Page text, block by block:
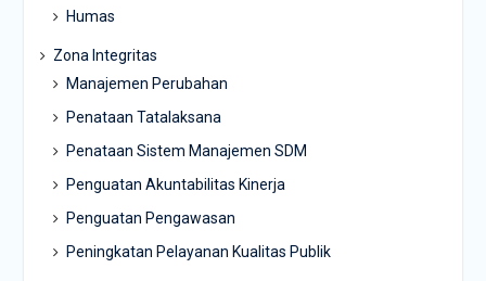
Humas
Zona Integritas
Manajemen Perubahan
Penataan Tatalaksana
Penataan Sistem Manajemen SDM
Penguatan Akuntabilitas Kinerja
Penguatan Pengawasan
Peningkatan Pelayanan Kualitas Publik